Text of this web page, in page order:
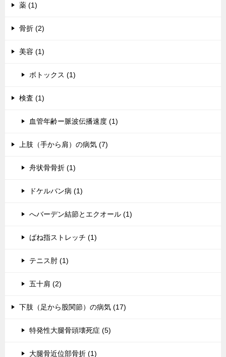
薬 (1)
骨折 (2)
美容 (1)
ボトックス (1)
検査 (1)
血管年齢ー脈波伝播速度 (1)
上肢（手から肩）の病気 (7)
舟状骨骨折 (1)
ドケルバン病 (1)
へバーデン結節とエクオール (1)
ばね指ストレッチ (1)
テニス肘 (1)
五十肩 (2)
下肢（足から股関節）の病気 (17)
特発性大腿骨頭壊死症 (5)
大腿骨近位部骨折 (1)